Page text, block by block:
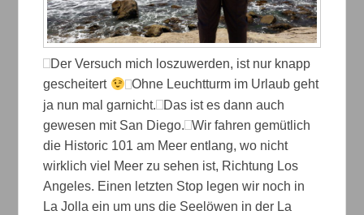
Der Versuch mich loszuwerden, ist nur knapp
gescheitert
Ohne Leuchtturm im Urlaub geht
ja nun mal garnicht.
Das ist es dann auch
gewesen mit San Diego.
Wir fahren gemütlich
die Historic 101 am Meer entlang, wo nicht
wirklich viel Meer zu sehen ist, Richtung Los
Angeles. Einen letzten Stop legen wir noch in
La Jolla ein um uns die Seelöwen in der La